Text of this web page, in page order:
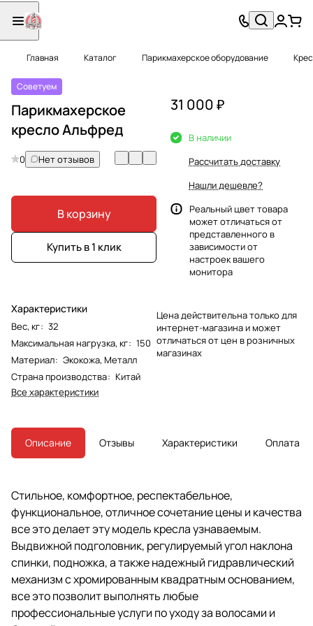
Главная Каталог Парикмахерское оборудование
Советуем
Парикмахерское
кресло Альфред
0 Нет отзывов
В корзину
Купить в 1 клик
Характеристики
Вес, кг: 32
Максимальная нагрузка, кг: 150
Материал: Экокожа, Металл
Страна производства: Китай
Все характеристики
31 000 ₽
В наличии
Рассчитать доставку
Нашли дешевле?
Реальный цвет товара
может отличаться от
представленного в
зависимости от
настроек вашего
монитора
Цена действительна только для
интернет-магазина и может
отличаться от цен в розничных
магазинах
Описание Отзывы Характеристики Оплата
Стильное, комфортное, респектабельное,
функциональное, отличное сочетание цены и качества
все это делает эту модель кресла узнаваемым.
Выдвижной подголовник, регулируемый угол наклона
спинки, подножка, а также надежный гидравлический
механизм с хромированным квадратным основанием,
все это позволит выполнять любые
профессиональные услуги по уходу за волосами и